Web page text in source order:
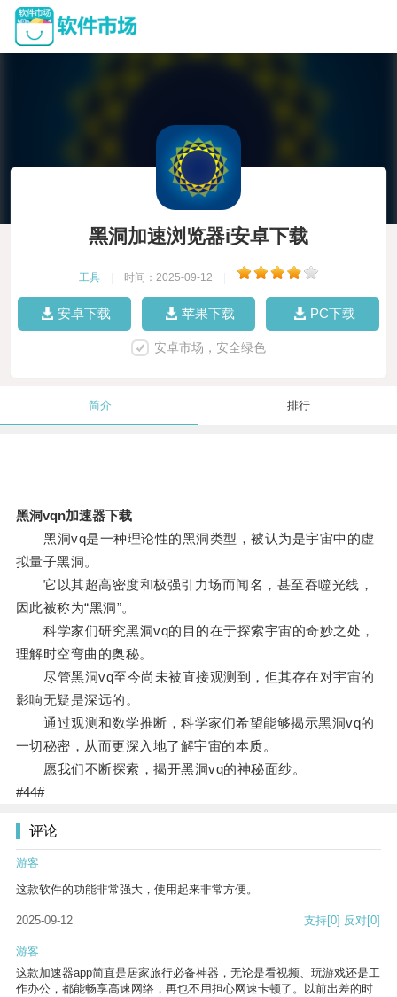
黑洞加速浏览器i安卓下载
工具 时间：2025-09-12
安卓下载 苹果下载 PC下载
安卓市场，安全绿色
简介 排行
黑洞vqn加速器下载
黑洞vq是一种理论性的黑洞类型，被认为是宇宙中的虚
拟量子黑洞。
它以其超高密度和极强引力场而闻名，甚至吞噬光线，
因此被称为“黑洞”。
科学家们研究黑洞vq的目的在于探索宇宙的奇妙之处，
理解时空弯曲的奥秘。
尽管黑洞vq至今尚未被直接观测到，但其存在对宇宙的
影响无疑是深远的。
通过观测和数学推断，科学家们希望能够揭示黑洞vq的
一切秘密，从而更深入地了解宇宙的本质。
愿我们不断探索，揭开黑洞vq的神秘面纱。
#44#
评论
游客
这款软件的功能非常强大，使用起来非常方便。
2025-09-12 支持[0] 反对[0]
游客
这款加速器app简直是居家旅行必备神器，无论是看视频、玩游戏还是工
作办公，都能畅享高速网络，再也不用担心网速卡顿了。以前出差的时